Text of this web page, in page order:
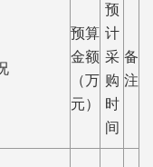
预算
金额
（万
元）
预
计
采
购
时
间
备
注